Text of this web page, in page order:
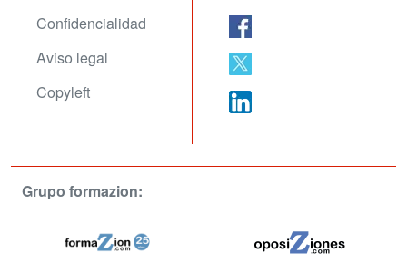
Confidencialidad
Aviso legal
Copyleft
Grupo formazion: